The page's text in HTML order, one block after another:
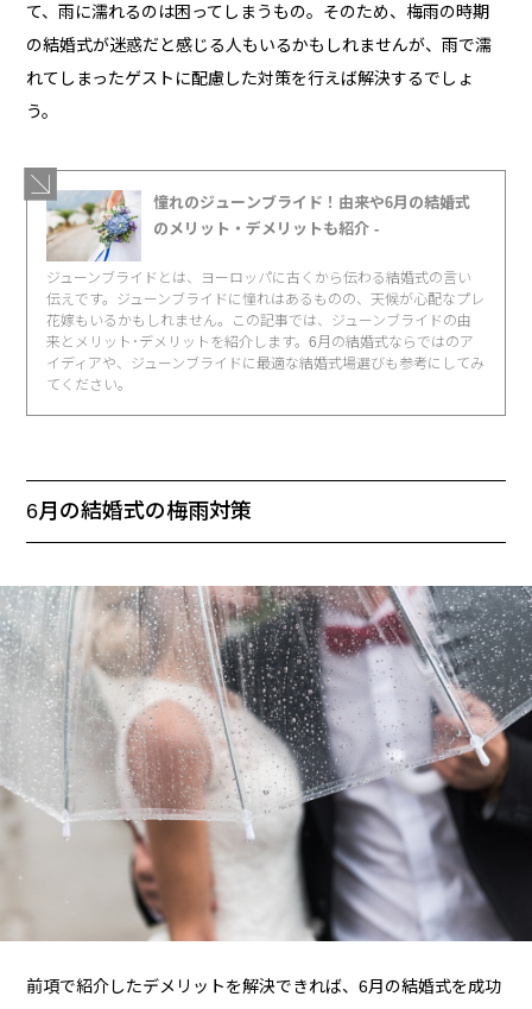
て、雨に濡れるのは困ってしまうもの。そのため、梅雨の時期
の結婚式が迷惑だと感じる人もいるかもしれませんが、雨で濡
れてしまったゲストに配慮した対策を行えば解決するでしょ
う。
憧れのジューンブライド！由来や6月の結婚式
のメリット・デメリットも紹介 -
ジューンブライドとは、ヨーロッパに古くから伝わる結婚式の言い
伝えです。ジューンブライドに憧れはあるものの、天候が心配なプレ
花嫁もいるかもしれません。この記事では、ジューンブライドの由
来とメリット･デメリットを紹介します。6月の結婚式ならではのア
イディアや、ジューンブライドに最適な結婚式場選びも参考にしてみ
てください。
6月の結婚式の梅雨対策
前項で紹介したデメリットを解決できれば、6月の結婚式を成功